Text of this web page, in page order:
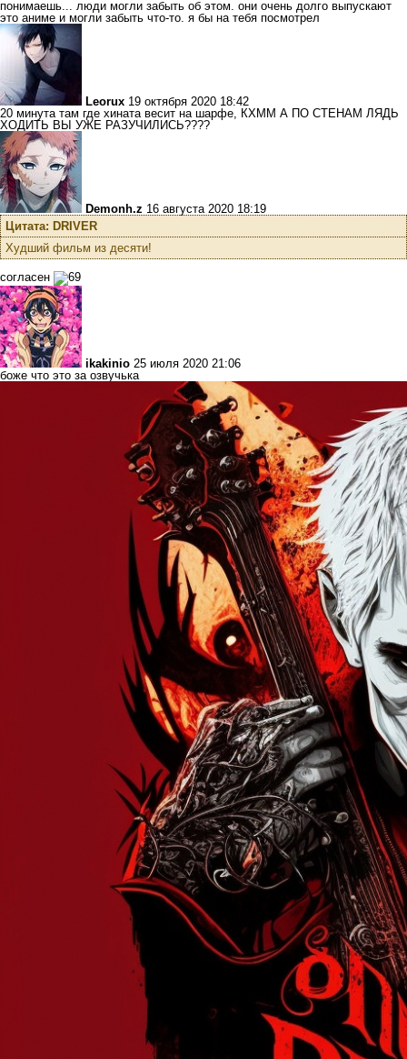
понимаешь... люди могли забыть об этом. они очень долго выпускают
это аниме и могли забыть что-то. я бы на тебя посмотрел
Leorux 19 октября 2020 18:42
20 минута там где хината весит на шарфе, КХММ А ПО СТЕНАМ ЛЯДЬ
ХОДИТЬ ВЫ УЖЕ РАЗУЧИЛИСЬ????
Demonh.z 16 августа 2020 18:19
Цитата: DRIVER
Худший фильм из десяти!
согласен
ikakinio 25 июля 2020 21:06
боже что это за озвучька